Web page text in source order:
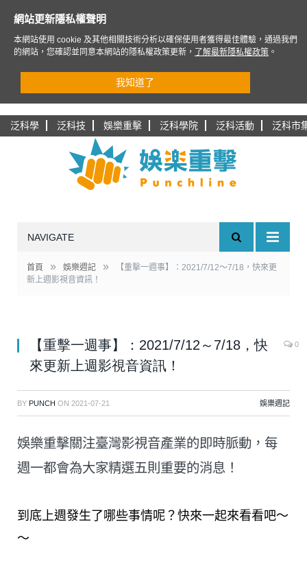
泛科學 泛科技 娛樂重擊 泛科學院 泛科活動 泛科市
NAVIGATE
首頁 » 娛樂週記 »
【重擊一週事】：2021/7/12～7/18，快來更
新上週影視音資訊！
【重擊一週事】：2021/7/12～7/18，快
來更新上週影視音資訊！
0
BY PUNCH ON 2021-07-21 娛樂週記
娛樂重擊關注臺灣影視音產業的即時脈動，每
週一都會為大家精選五則重要的消息！
到底上週發生了哪些事情呢？快來一起來看看吧～
～
網站更新隱私權聲明
本網站使用 cookie 及其他相關技術分析以確保使用者獲得最佳體驗，通過我們
的網站，您確認並同意本網站的隱私權政策更新，
了解最新隱私權政策 。
我知道了